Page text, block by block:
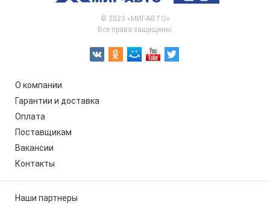
© 2023 «МИГ-АВТО»
Все права защищены.
О компании
Гарантии и доставка
Оплата
Поставщикам
Вакансии
Контакты
Наши партнеры